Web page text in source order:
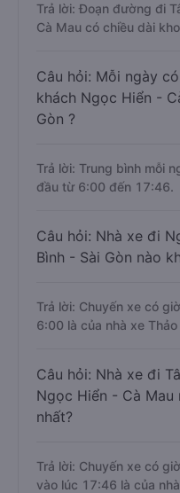
Trả lời: Đoạn đường đi
Cà Mau có chiều dài
Câu hỏi: Mỗi ngày
khách Ngọc Hiển -
Gòn ?
Trả lời: Trung bình mỗi
đầu từ 6:00 đến 17:46.
Câu hỏi: Nhà xe đi
Bình - Sài Gòn nào
Trả lời: Chuyến xe có
6:00 là của nhà xe Thảo
Câu hỏi: Nhà xe đi
Ngọc Hiển - Cà Mau
nhất?
Trả lời: Chuyến xe có
vào lúc 17:46 là của